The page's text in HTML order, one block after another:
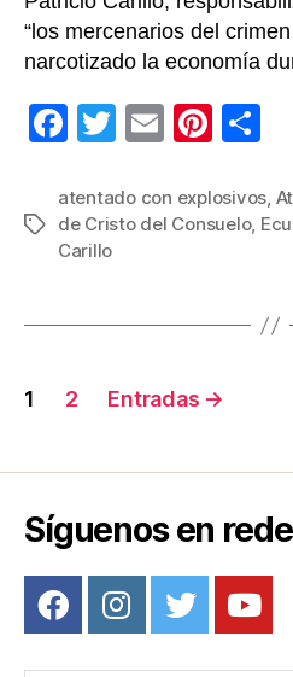
“los mercenarios del
narcotizado la economía
F
c
e
o
k
T
tt
er
E
ail
Pi
er
e
m
p
tir
Etiquetas
atentado con explosivos,
de Cristo del Consuelo,
Carillo
Navegación
entradas
1 2 Entradas →
Síguenos en